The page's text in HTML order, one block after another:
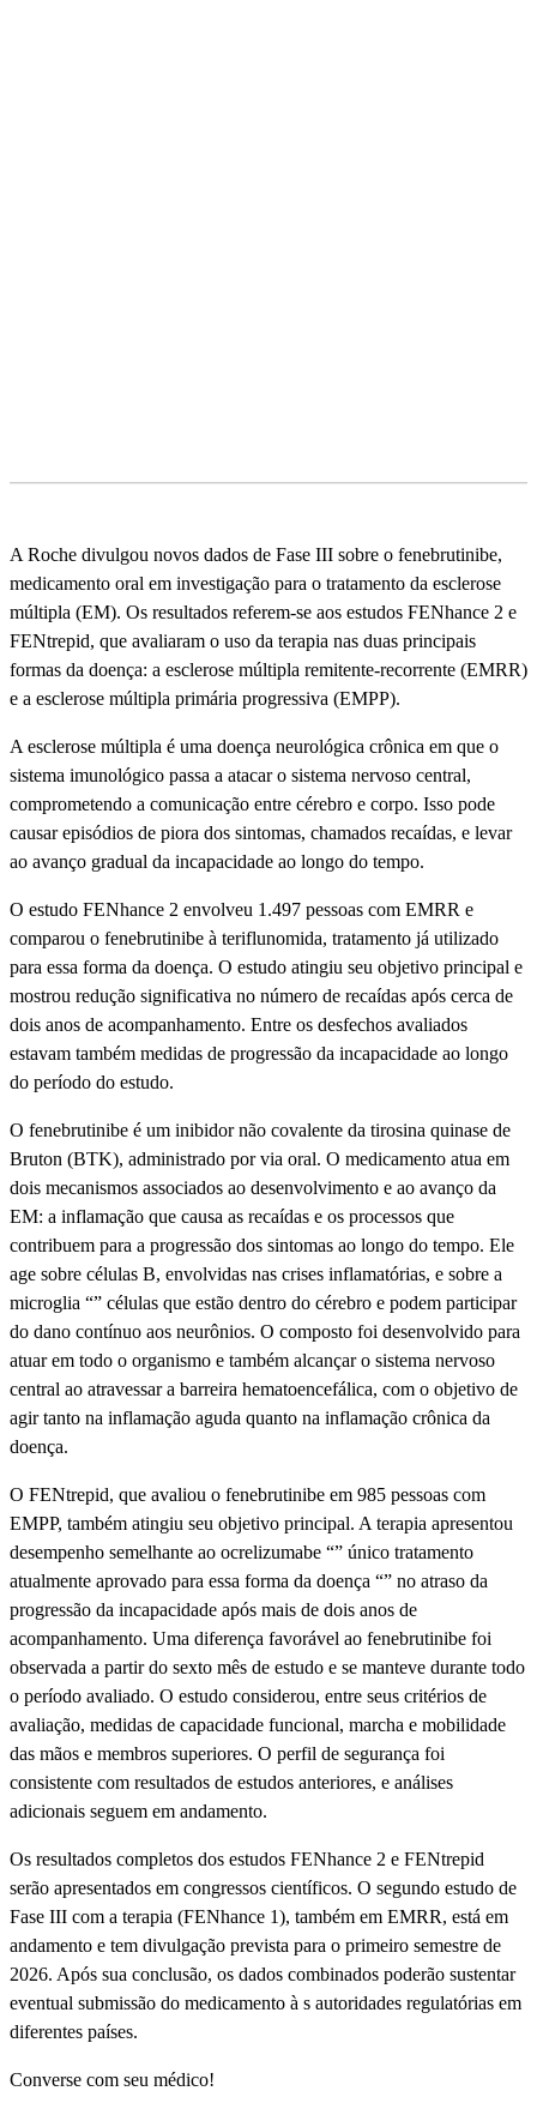
A Roche divulgou novos dados de Fase III sobre o fenebrutinibe,
medicamento oral em investigação para o tratamento da esclerose
múltipla (EM). Os resultados referem-se aos estudos FENhance 2 e
FENtrepid, que avaliaram o uso da terapia nas duas principais
formas da doença: a esclerose múltipla remitente-recorrente (EMRR)
e a esclerose múltipla primária progressiva (EMPP).
A esclerose múltipla é uma doença neurológica crônica em que o
sistema imunológico passa a atacar o sistema nervoso central,
comprometendo a comunicação entre cérebro e corpo. Isso pode
causar episódios de piora dos sintomas, chamados recaí­das, e levar
ao avanço gradual da incapacidade ao longo do tempo.
O estudo FENhance 2 envolveu 1.497 pessoas com EMRR e
comparou o fenebrutinibe à teriflunomida, tratamento já utilizado
para essa forma da doença. O estudo atingiu seu objetivo principal e
mostrou redução significativa no número de recaí­das após cerca de
dois anos de acompanhamento. Entre os desfechos avaliados
estavam também medidas de progressão da incapacidade ao longo
do perí­odo do estudo.
O fenebrutinibe é um inibidor não covalente da tirosina quinase de
Bruton (BTK), administrado por via oral. O medicamento atua em
dois mecanismos associados ao desenvolvimento e ao avanço da
EM: a inflamação que causa as recaí­das e os processos que
contribuem para a progressão dos sintomas ao longo do tempo. Ele
age sobre células B, envolvidas nas crises inflamatórias, e sobre a
microglia “” células que estão dentro do cérebro e podem participar
do dano contí­nuo aos neurônios. O composto foi desenvolvido para
atuar em todo o organismo e também alcançar o sistema nervoso
central ao atravessar a barreira hematoencefálica, com o objetivo de
agir tanto na inflamação aguda quanto na inflamação crônica da
doença.
O FENtrepid, que avaliou o fenebrutinibe em 985 pessoas com
EMPP, também atingiu seu objetivo principal. A terapia apresentou
desempenho semelhante ao ocrelizumabe “” único tratamento
atualmente aprovado para essa forma da doença “” no atraso da
progressão da incapacidade após mais de dois anos de
acompanhamento. Uma diferença favorável ao fenebrutinibe foi
observada a partir do sexto mês de estudo e se manteve durante todo
o perí­odo avaliado. O estudo considerou, entre seus critérios de
avaliação, medidas de capacidade funcional, marcha e mobilidade
das mãos e membros superiores. O perfil de segurança foi
consistente com resultados de estudos anteriores, e análises
adicionais seguem em andamento.
Os resultados completos dos estudos FENhance 2 e FENtrepid
serão apresentados em congressos cientí­ficos. O segundo estudo de
Fase III com a terapia (FENhance 1), também em EMRR, está em
andamento e tem divulgação prevista para o primeiro semestre de
2026. Após sua conclusão, os dados combinados poderão sustentar
eventual submissão do medicamento à s autoridades regulatórias em
diferentes paí­ses.
Converse com seu médico!